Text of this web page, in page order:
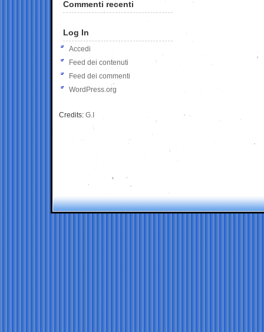
Commenti recenti
Log In
Accedi
Feed dei contenuti
Feed dei commenti
WordPress.org
Credits: G.I